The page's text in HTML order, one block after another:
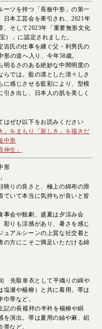
ーツを持つ「長板中形」の第一
日本工芸会を牽引され、2021年
、そして2023年「重要無形文化
）」に認定されました。
吉氏の仕事を継ぐ父・利男氏の
形の道へ入り、今年58歳。
明るさのある絶妙な中間明度の
らでは。藍の凛とした清々しさ
に感じさせる藍彩により、型模
引き出し、日本人の肌を美しく
はぜひ以下をお読みください
」をまもり「新しき」を描きだ
中形
伸生」
形
映りの良さと、極上の綿布の滑
ていて本当に気持ちが良いと皆
事会や観劇、盛夏は夕涼み会
彩りも涼感があり、暑さを感じ
ュアルシーンの上質な社交着と
の方にこそご満足いただける綿
先取単衣として平織りの綿や
塩瀬や楊柳）と共に着用。帯は
帯など。
記の長襦袢の半衿を楊柳や絹
を演出。帯は夏用の紬や麻、絽
など。